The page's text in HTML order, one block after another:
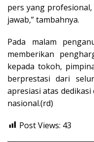
pers yang
jawab,” tambahnya.
Pada malam
memberikan
kepada tokoh,
berprestasi dari
apresiasi atas
nasional.(rd)
Post Views: 43